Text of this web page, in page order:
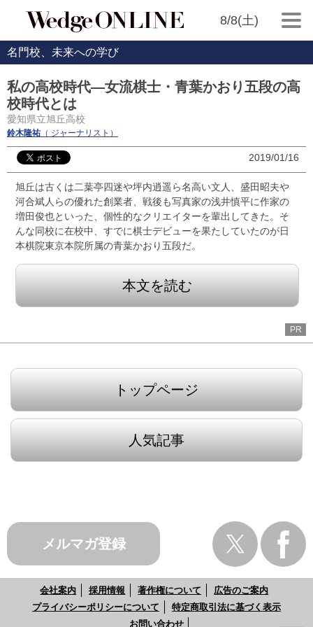
8/8(土)
名門校、未来への学び
私の高校時代―女流棋士・青葉かおり五段の高
校時代とは
愛知県立旭丘高校
鈴木隆祐 （ ジャーナリスト）
2019/01/16
旭丘は古くは二葉亭四迷や坪内逍遥ら名高い文人、盛田昭夫や
河合斌人らの優れた創業者、戦後も写真家の浅井慎平に作家の
増田俊也といった、個性的なクリエイターを輩出してきた。そ
んな同校に在校中、すでに棋士デビューを果たしていたのが日
本棋院東京本院所属の青葉かおり五段だ。
本文を読む
PR
トップページ
人気記事
メルマガ登録
会社案内 採用情報 著作権について
広告のご案内
プライバシーポリシーについて
特定商取引法に基づく表示
お問い合わせ